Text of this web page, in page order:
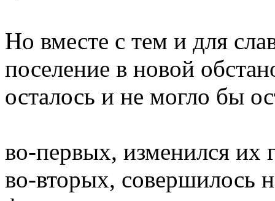
Но вместе с тем и для
поселение в новой
осталось и не могло бы
во-первых, изменился их
во-вторых, совершилось